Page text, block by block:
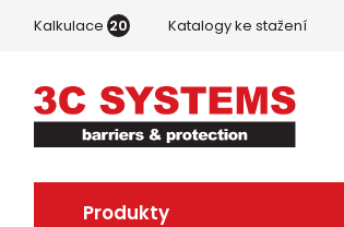
Kalkulace 20 Katalogy ke stažení
Produkty